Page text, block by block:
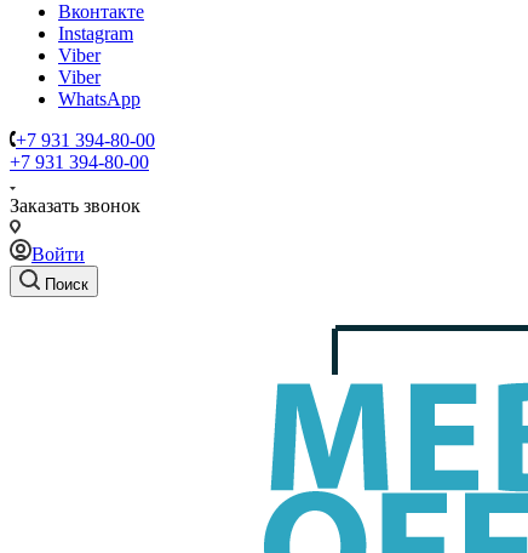
Вконтакте
Instagram
Viber
Viber
WhatsApp
+7 931 394-80-00
+7 931 394-80-00
Заказать звонок
Войти
Поиск